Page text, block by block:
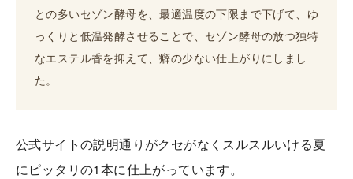
との多いセゾン酵母を、最適温度の下限まで下げて、ゆ
っくりと低温発酵させることで、セゾン酵母の放つ独特
なエステル香を抑えて、癖の少ない仕上がりにしまし
た。
公式サイトの説明通りがクセがなくスルスルいける夏
にピッタリの1本に仕上がっています。